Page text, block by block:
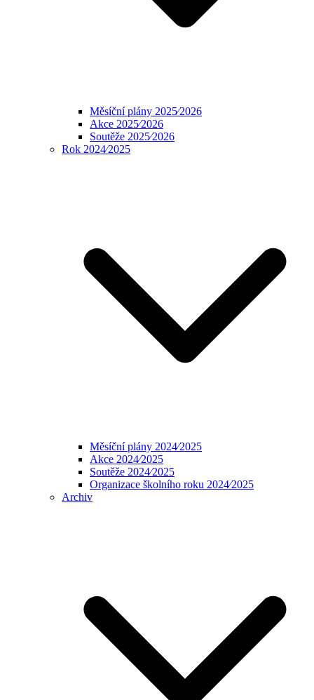
Měsíční plány 2025⁄2026
Akce 2025⁄2026
Soutěže 2025⁄2026
Rok 2024⁄2025
Měsíční plány 2024⁄2025
Akce 2024⁄2025
Soutěže 2024⁄2025
Organizace školního roku 2024⁄2025
Archiv